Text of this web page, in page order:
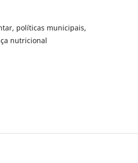
políticas municipais,
nutricional